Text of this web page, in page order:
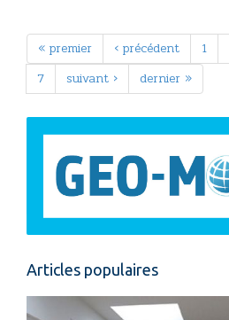
« premier ‹ précédent 1
7
suivant › dernier »
Articles populaires